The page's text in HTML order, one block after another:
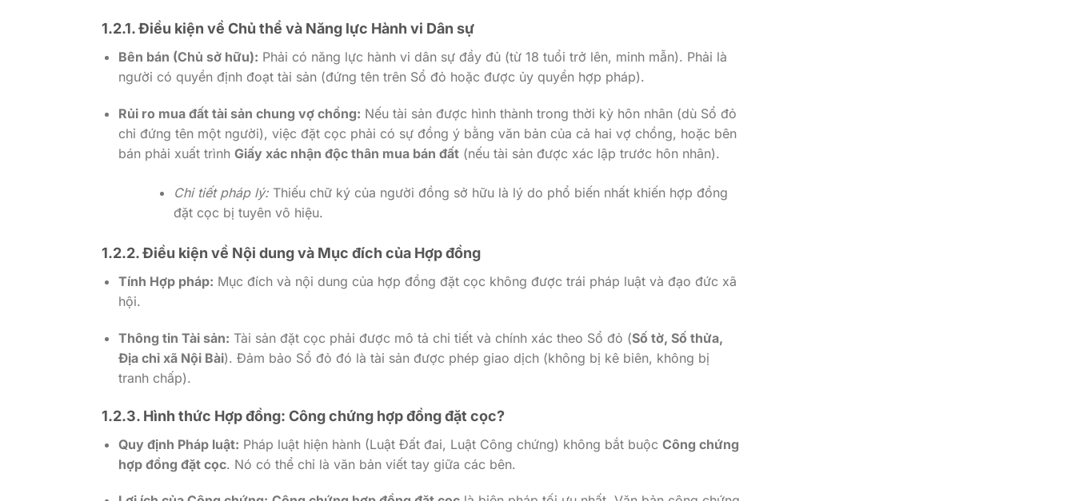
1.2.1. Điều kiện về Chủ thể và Năng lực Hành vi Dân sự
Bên bán (Chủ sở hữu): Phải có năng lực hành vi dân sự đầy đủ (từ 18 tuổi trở lên, minh mẫn). Phải là
người có quyền định đoạt tài sản (đứng tên trên Sổ đỏ hoặc được ủy quyền hợp pháp).
Rủi ro mua đất tài sản chung vợ chồng: Nếu tài sản được hình thành trong thời kỳ hôn nhân (dù Sổ đỏ
chỉ đứng tên một người), việc đặt cọc phải có sự đồng ý bằng văn bản của cả hai vợ chồng, hoặc bên
bán phải xuất trình Giấy xác nhận độc thân mua bán đất(nếu tài sản được xác lập trước hôn nhân).
Chi tiết pháp lý:Thiếu chữ ký của người đồng sở hữu là lý do phổ biến nhất khiến hợp đồng
đặt cọc bị tuyên vô hiệu.
1.2.2. Điều kiện về Nội dung và Mục đích của Hợp đồng
Tính Hợp pháp: Mục đích và nội dung của hợp đồng đặt cọc không được trái pháp luật và đạo đức xã
hội.
Thông tin Tài sản: Tài sản đặt cọc phải được mô tả chi tiết và chính xác theo Sổ đỏ (Số tờ, Số thửa,
Địa chỉ xã Nội Bài). Đảm bảo Sổ đỏ đó là tài sản được phép giao dịch (không bị kê biên, không bị
tranh chấp).
1.2.3. Hình thức Hợp đồng: Công chứng hợp đồng đặt cọc?
Quy định Pháp luật: Pháp luật hiện hành (Luật Đất đai, Luật Công chứng) không bắt buộc Công chứng
hợp đồng đặt cọc. Nó có thể chỉ là văn bản viết tay giữa các bên.